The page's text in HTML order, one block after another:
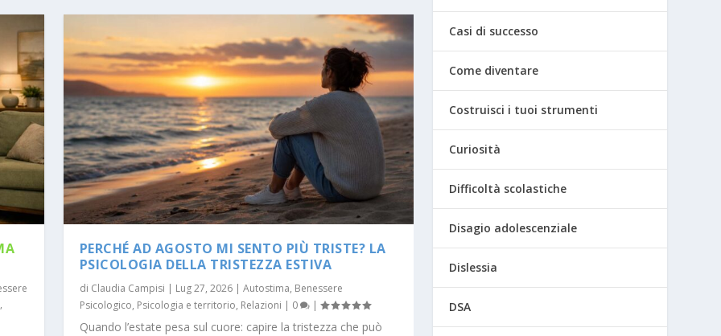
,
PERCHÉ AD AGOSTO MI SENTO PIÙ TRISTE? LA
PSICOLOGIA DELLA TRISTEZZA ESTIVA
di Claudia Campisi Lug 27, 2026| Autostima, Benessere
Psicologico, Psicologia e territorio, Relazioni 0 |
Quando l’estate pesa sul cuore: capire la tristezza che può
Casi di successo
Come diventare
Costruisci i tuoi strumenti
Curiosità
Difficoltà scolastiche
Disagio adolescenziale
Dislessia
DSA